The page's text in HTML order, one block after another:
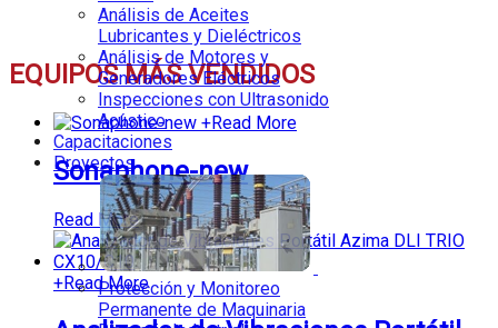
Análisis de Aceites
Lubricantes y Dieléctricos
Análisis de Motores y
Generadores Eléctricos
Inspecciones con Ultrasonido
Acústico
Capacitaciones
Proyectos
Protección y Monitoreo
Permanente de Maquinaria
EQUIPOS MÁS VENDIDOS
+Read More
Sonaphone-new
Read More
+Read More